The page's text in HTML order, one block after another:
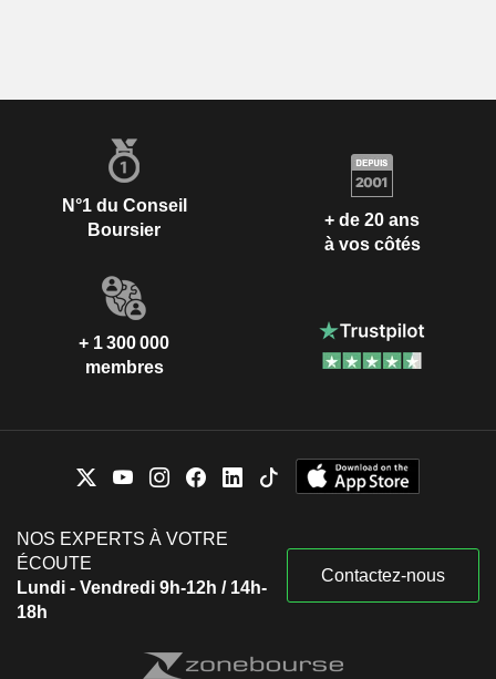
N°1 du Conseil
Boursier
+ de 20 ans
à vos côtés
+ 1 300 000
membres
NOS EXPERTS À VOTRE
ÉCOUTE
Lundi - Vendredi 9h-12h / 14h-
18h
Contactez-nous